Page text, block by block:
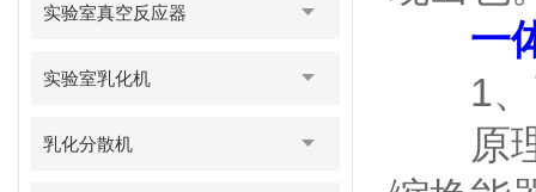
实验室真空反应器
实验室乳化机
乳化分散机
一
1、
原理